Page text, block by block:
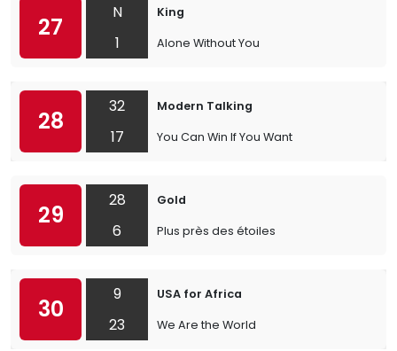
27
N
1
King
Alone Without You
28
32
17
Modern Talking
You Can Win If You Want
29
28
6
Gold
Plus près des étoiles
30
9
23
USA for Africa
We Are the World